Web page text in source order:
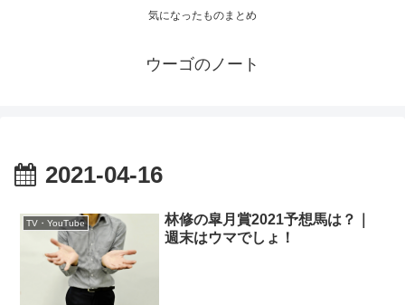
気になったものまとめ
ウーゴのノート
2021-04-16
TV・YouTube
林修の皐月賞2021予想馬は？｜
週末はウマでしょ！